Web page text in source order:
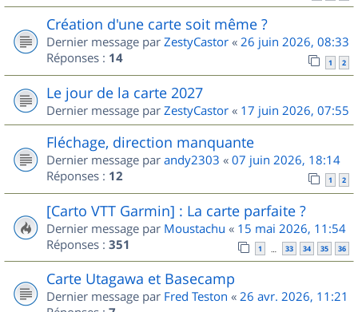
Création d'une carte soit même ?
Dernier message par ZestyCastor « 26 juin 2026, 08:33
Réponses : 14 1 2
Le jour de la carte 2027
Dernier message par ZestyCastor « 17 juin 2026, 07:55
Fléchage, direction manquante
Dernier message par andy2303 « 07 juin 2026, 18:14
Réponses : 12 1 2
[Carto VTT Garmin] : La carte parfaite ?
Dernier message par Moustachu « 15 mai 2026, 11:54
Réponses : 351 1 … 33 34 35 36
Carte Utagawa et Basecamp
Dernier message par Fred Teston « 26 avr. 2026, 11:21